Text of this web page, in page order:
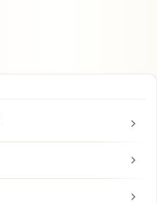
chevron_right
chevron_right
chevron_right